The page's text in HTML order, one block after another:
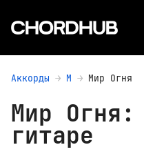
Аккорды М Мир Огня
Мир Огня:
гитаре